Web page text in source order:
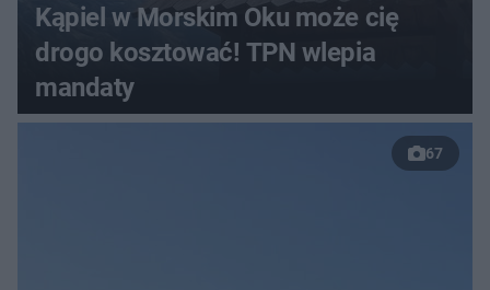
Kąpiel w Morskim Oku może cię
drogo kosztować! TPN wlepia
mandaty
67